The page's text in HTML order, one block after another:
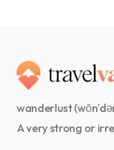
wanderlust
A very strong or